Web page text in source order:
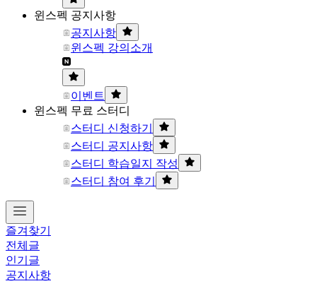
윈스펙 공지사항
공지사항
윈스펙 강의소개
이벤트
윈스펙 무료 스터디
스터디 신청하기
스터디 공지사항
스터디 학습일지 작성
스터디 참여 후기
즐겨찾기
전체글
인기글
공지사항